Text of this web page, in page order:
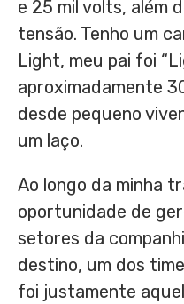
e 25 mil volts, além
tensão. Tenho um
Light, meu pai foi
aproximadamente
desde pequeno
um laço.
Ao longo da minha
oportunidade de
setores da
destino, um dos
foi justamente